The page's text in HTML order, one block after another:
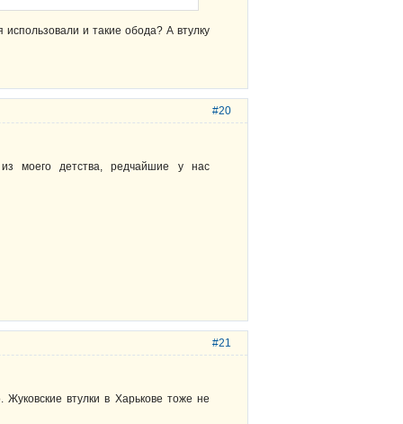
и такие обода? А втулку
#20
моего детства, редчайшие у нас
#21
втулки в Харькове тоже не